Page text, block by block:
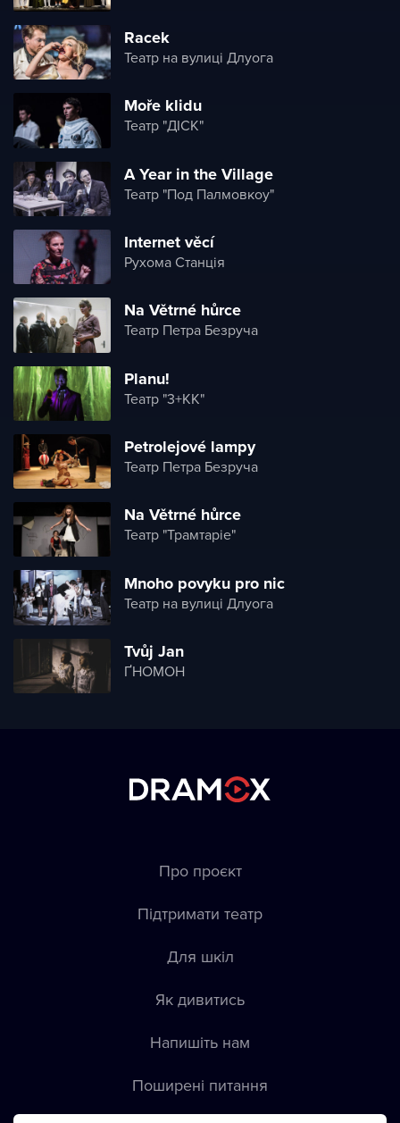
Racek
Театр на вулиці Длуога
Moře klidu
Театр "ДІСК"
A Year in the Village
Театр "Под Палмовкоу"
Internet věcí
Рухома Станція
Na Větrné hůrce
Театр Петра Безруча
Planu!
Театр "3+КК"
Petrolejové lampy
Театр Петра Безруча
Na Větrné hůrce
Театр "Трамтаріе"
Mnoho povyku pro nic
Театр на вулиці Длуога
Tvůj Jan
ҐНОМОН
Про проєкт
Підтримати театр
Для шкіл
Як дивитись
Напишіть нам
Пoширені питання